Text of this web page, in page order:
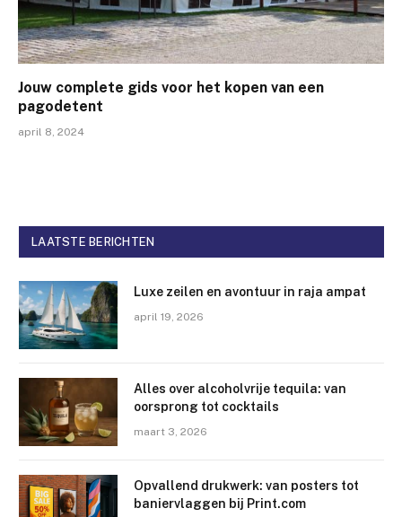
Jouw complete gids voor het kopen van een
pagodetent
april 8, 2024
LAATSTE BERICHTEN
Luxe zeilen en avontuur in raja ampat
april 19, 2026
Alles over alcoholvrije tequila: van
oorsprong tot cocktails
maart 3, 2026
Opvallend drukwerk: van posters tot
baniervlaggen bij Print.com